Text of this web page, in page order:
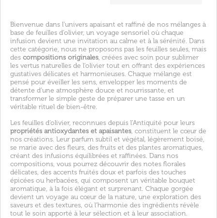
Bienvenue dans l’univers apaisant et raffiné de nos mélanges à
base de feuilles d’olivier, un voyage sensoriel où chaque
infusion devient une invitation au calme et à la sérénité. Dans
cette catégorie, nous ne proposons pas les feuilles seules, mais
des compositions originales, créées avec soin pour sublimer
les vertus naturelles de l’olivier tout en offrant des expériences
gustatives délicates et harmonieuses. Chaque mélange est
pensé pour éveiller les sens, envelopper les moments de
détente d’une atmosphère douce et nourrissante, et
transformer le simple geste de préparer une tasse en un
véritable rituel de bien-être.
Les feuilles d’olivier, reconnues depuis l’Antiquité pour leurs
propriétés antioxydantes et apaisantes, constituent le cœur de
nos créations. Leur parfum subtil et végétal, légèrement boisé,
se marie avec des fleurs, des fruits et des plantes aromatiques,
créant des infusions équilibrées et raffinées. Dans nos
compositions, vous pourrez découvrir des notes florales
délicates, des accents fruités doux et parfois des touches
épicées ou herbacées, qui composent un véritable bouquet
aromatique, à la fois élégant et surprenant. Chaque gorgée
devient un voyage au cœur de la nature, une exploration des
saveurs et des textures, où l’harmonie des ingrédients révèle
tout le soin apporté à leur sélection et à leur association.